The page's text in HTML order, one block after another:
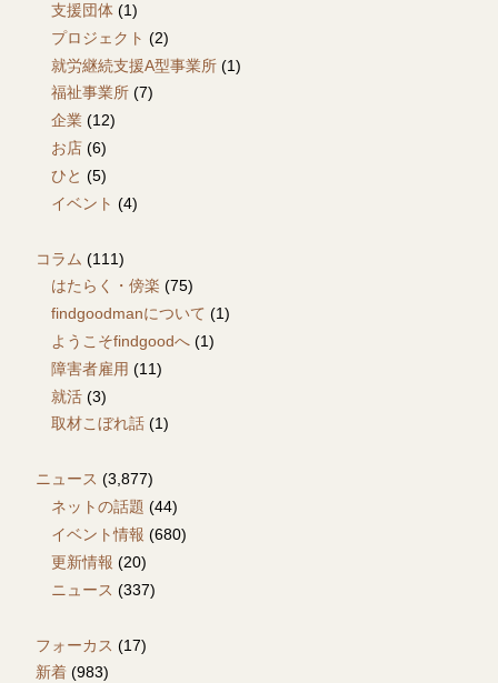
支援団体 (1)
プロジェクト (2)
就労継続支援A型事業所 (1)
福祉事業所 (7)
企業 (12)
お店 (6)
ひと (5)
イベント (4)
コラム (111)
はたらく・傍楽 (75)
findgoodmanについて (1)
ようこそfindgoodへ (1)
障害者雇用 (11)
就活 (3)
取材こぼれ話 (1)
ニュース (3,877)
ネットの話題 (44)
イベント情報 (680)
更新情報 (20)
ニュース (337)
フォーカス (17)
新着 (983)